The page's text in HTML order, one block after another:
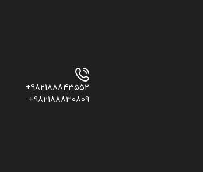
+982188843552
+982188830809